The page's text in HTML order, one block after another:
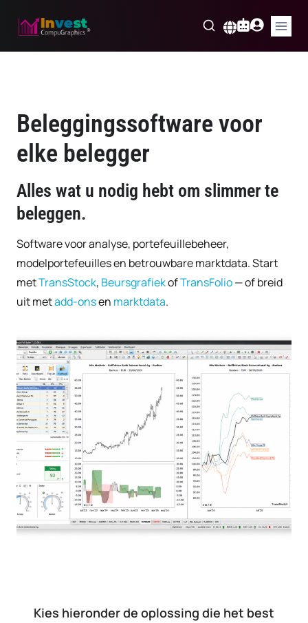
Beleggingssoftware voor
elke belegger
Alles wat u nodig hebt om slimmer te
beleggen.
Software voor analyse, portefeuillebeheer,
modelportefeuilles en betrouwbare marktdata. Start
metTransStock, BeursgrafiekofTransFolio— of breid
uit metadd-onsen marktdata.
Kies hieronder de oplossing die het best